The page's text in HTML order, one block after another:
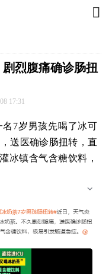

烈腹痛确诊肠扭
17:31
7岁男孩先喝了冰可
送医确诊肠扭转，直
冰镇含气含糖饮料，